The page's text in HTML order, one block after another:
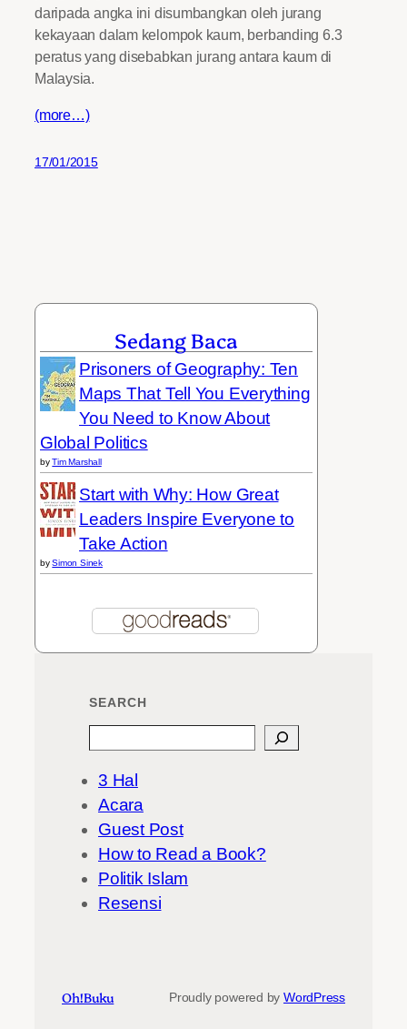
daripada angka ini disumbangkan oleh jurang
kekayaan dalam kelompok kaum, berbanding 6.3
peratus yang disebabkan jurang antara kaum di
Malaysia.
(more…)
17/01/2015
Sedang Baca
Prisoners of Geography: Ten
Maps That Tell You Everything
You Need to Know About
Global Politics
byTim Marshall
Start with Why: How Great
Leaders Inspire Everyone to
Take Action
bySimon Sinek
SEARCH
3 Hal
Acara
Guest Post
How to Read a Book?
Politik Islam
Resensi
Oh!Buku Proudly powered by WordPress